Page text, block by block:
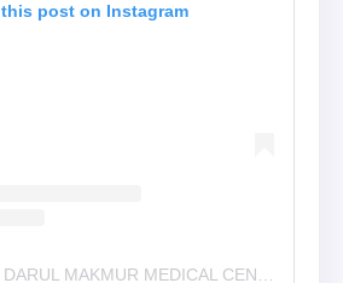
post on Instagram